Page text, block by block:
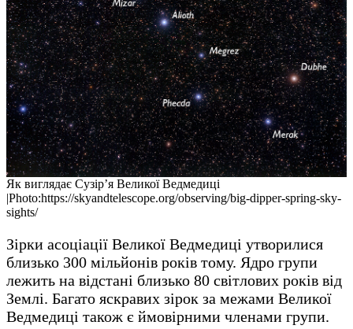
Як виглядає Сузір’я Великої Ведмедиці
|Photo:https://skyandtelescope.org/observing/big-dipper-spring-sky-
sights/
Зірки асоціації Великої Ведмедиці утворилися
близько 300 мільйонів років тому. Ядро групи
лежить на відстані близько 80 світлових років від
Землі. Багато яскравих зірок за межами Великої
Ведмедиці також є ймовірними членами групи.